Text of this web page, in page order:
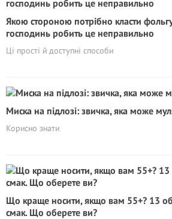
Якою стороною потрібно класти
господинь робить це неправильно
Ці прості й доступні способи
Миска на підлозі: звичка, яка може
Корисно знати
Що краще носити, якщо вам 55+? 13
смак. Що оберете ви?